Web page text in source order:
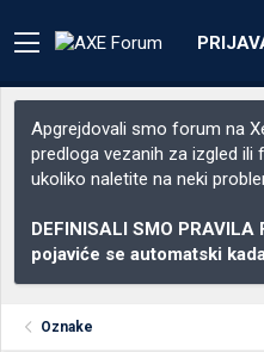
Apgrejdovali smo forum na
predloga vezanih za izgled
ukoliko naletite na neki
DEFINISALI SMO
pojaviće se automatski
Oznake